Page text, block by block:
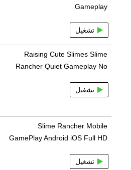
Gameplay
تشغيل
Raising Cute Slimes Slime
Rancher Quiet Gameplay No
تشغيل
Slime Rancher Mobile
GamePlay Android iOS Full HD
تشغيل